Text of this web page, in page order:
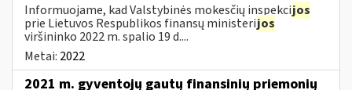
Informuojame, kad Valstybinės mokesčių inspekcijos
prie Lietuvos Respublikos finansų ministerijos
viršininko 2022 m. spalio 19 d....
Metai: 2022
2021 m. gyventojų gautų finansinių priemonių